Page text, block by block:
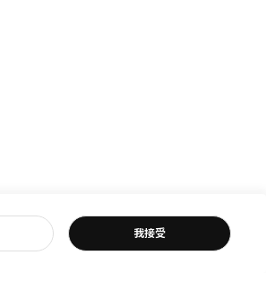
客服
我接受